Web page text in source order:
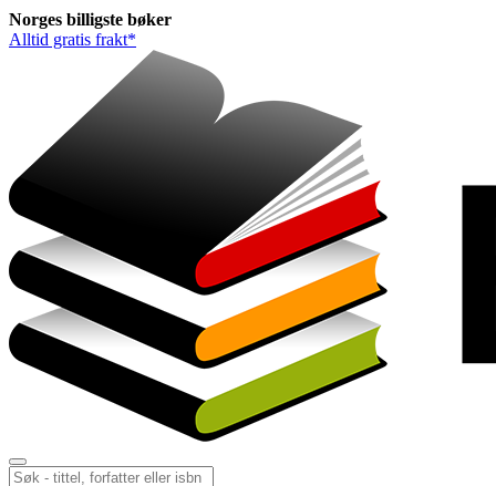
Norges billigste bøker
Alltid gratis frakt*